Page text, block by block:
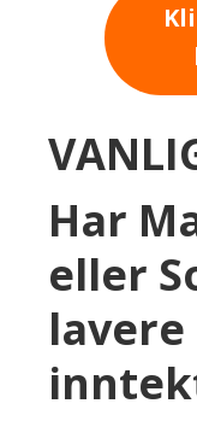
Har
eller
lavere